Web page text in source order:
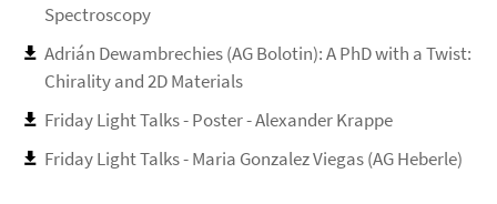
Spectroscopy
Adrián Dewambrechies (AG Bolotin): A PhD with a Twist:
Chirality and 2D Materials
Friday Light Talks - Poster - Alexander Krappe
Friday Light Talks - Maria Gonzalez Viegas (AG Heberle)